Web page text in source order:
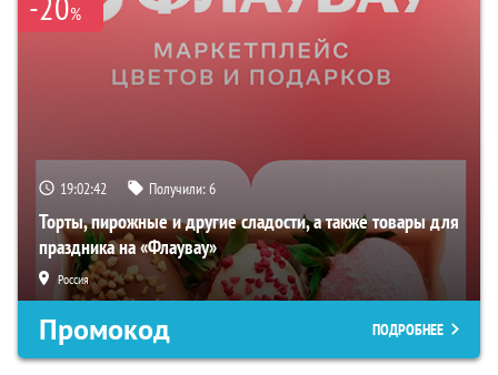
%
19:02:41 Получили:6
Торты, пирожные и другие сладости, а также товары для
праздника на «Флаувау»
Россия
Промокод ПОДРОБНЕЕ